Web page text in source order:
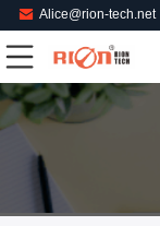
Alice@rion-tech.net